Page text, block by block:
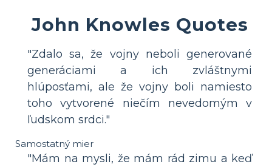
John Knowles Quotes
"Zdalo sa, že vojny neboli generované
generáciami a ich zvláštnymi
hlúposťami, ale že vojny boli namiesto
toho vytvorené niečím nevedomým v
ľudskom srdci."
Samostatný mier
"Mám na mysli, že mám rád zimu a keď